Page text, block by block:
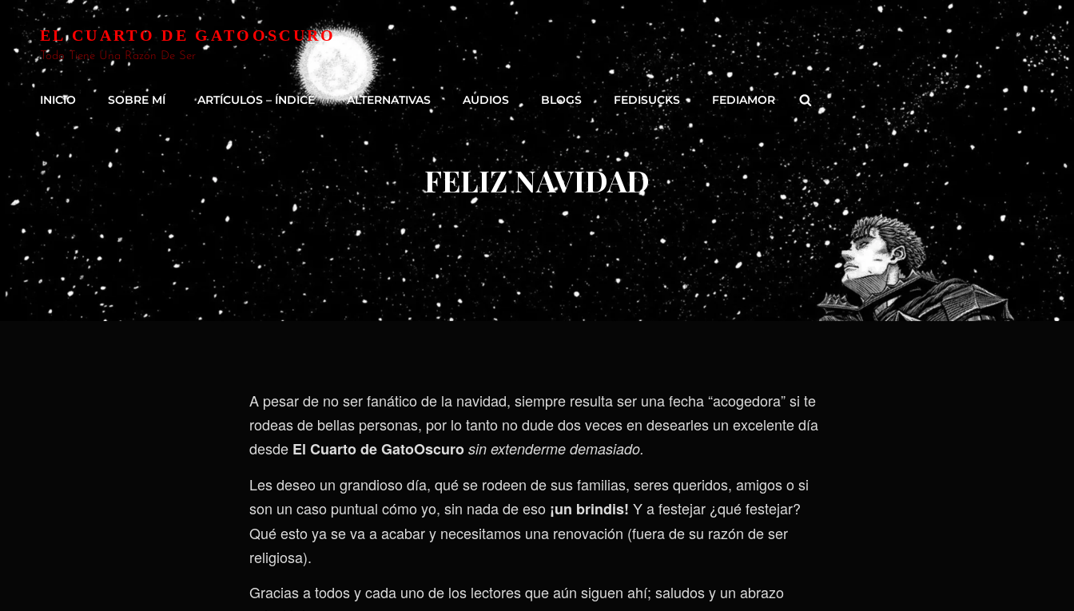
EL CUARTO DE GATOOSCURO
Todo Tiene Una Razón De Ser
INICIO SOBRE MÍ ARTÍCULOS – ÍNDICE ALTERNATIVAS AUDIOS BLOGS FEDISUCKS FEDIAMOR Buscar
FELIZ NAVIDAD
A pesar de no ser fanático de la navidad, siempre resulta ser una fecha “acogedora” si te
rodeas de bellas personas, por lo tanto no dude dos veces en desearles un excelente día
desde El Cuarto de GatoOscuro sin extenderme demasiado.
Les deseo un grandioso día, qué se rodeen de sus familias, seres queridos, amigos o si
son un caso puntual cómo yo, sin nada de eso ¡un brindis! Y a festejar ¿qué festejar?
Qué esto ya se va a acabar y necesitamos una renovación (fuera de su razón de ser
religiosa).
Gracias a todos y cada uno de los lectores que aún siguen ahí; saludos y un abrazo